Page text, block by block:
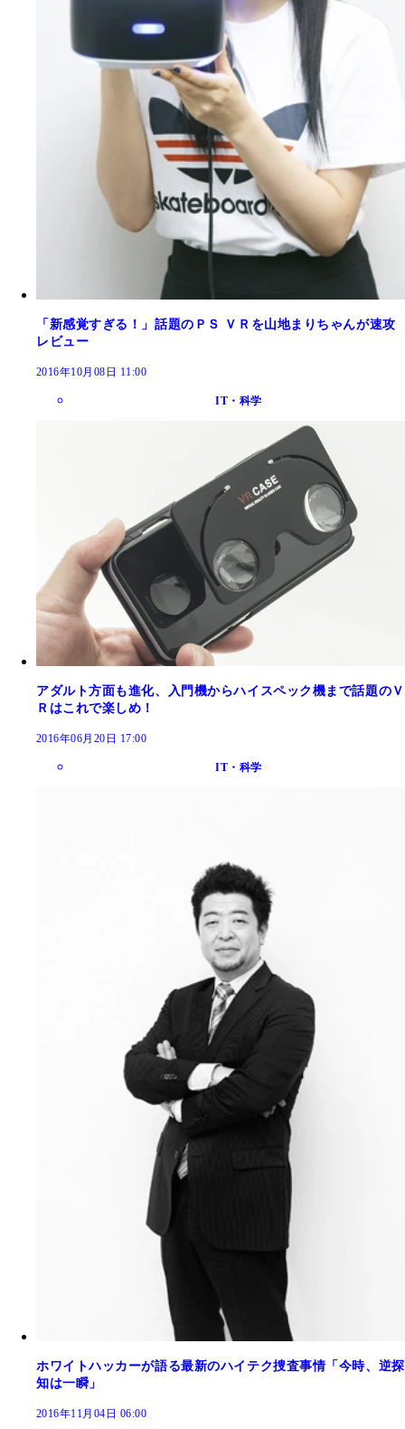
「新感覚すぎる！」話題のＰＳ ＶＲを山地まりちゃんが速攻
レビュー
2016年10月08日 11:00
IT・科学
アダルト方面も進化、入門機からハイスペック機まで話題のＶ
Ｒはこれで楽しめ！
2016年06月20日 17:00
IT・科学
ホワイトハッカーが語る最新のハイテク捜査事情「今時、逆探
知は一瞬」
2016年11月04日 06:00